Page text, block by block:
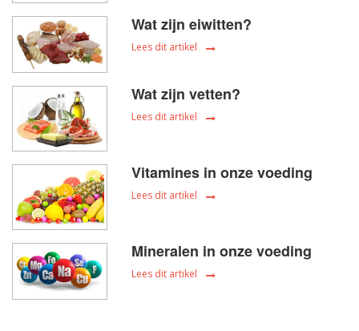
Wat zijn eiwitten?
Lees dit artikel
Wat zijn vetten?
Lees dit artikel
Vitamines in onze voeding
Lees dit artikel
Mineralen in onze voeding
Lees dit artikel